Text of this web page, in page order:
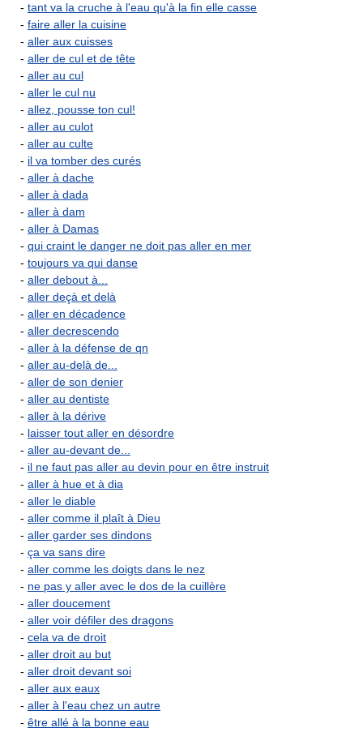
- tant va la cruche à l'eau qu'à la fin elle casse
- faire aller la cuisine
- aller aux cuisses
- aller de cul et de tête
- aller au cul
- aller le cul nu
- allez, pousse ton cul!
- aller au culot
- aller au culte
- il va tomber des curés
- aller à dache
- aller à dada
- aller à dam
- aller à Damas
- qui craint le danger ne doit pas aller en mer
- toujours va qui danse
- aller debout à...
- aller deçà et delà
- aller en décadence
- aller decrescendo
- aller à la défense de qn
- aller au-delà de...
- aller de son denier
- aller au dentiste
- aller à la dérive
- laisser tout aller en désordre
- aller au-devant de...
- il ne faut pas aller au devin pour en être instruit
- aller à hue et à dia
- aller le diable
- aller comme il plaît à Dieu
- aller garder ses dindons
- ça va sans dire
- aller comme les doigts dans le nez
- ne pas y aller avec le dos de la cuillère
- aller doucement
- aller voir défiler des dragons
- cela va de droit
- aller droit au but
- aller droit devant soi
- aller aux eaux
- aller à l'eau chez un autre
- être allé à la bonne eau